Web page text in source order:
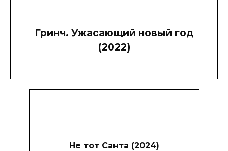
Гринч. Ужасающий новый год
(2022)
Не тот Санта (2024)